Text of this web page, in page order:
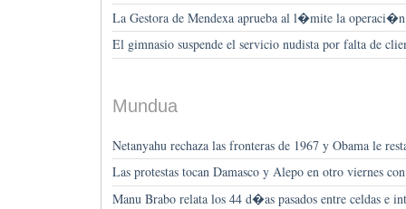
La Gestora de Mendexa aprueba al l�mite la
El gimnasio suspende el servicio nudista por falta de
Mundua
Netanyahu rechaza las fronteras de 1967 y Obama le
Las protestas tocan Damasco y Alepo en otro viernes
Manu Brabo relata los 44 d�as pasados entre celdas e